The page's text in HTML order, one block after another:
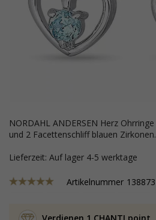
NORDAHL ANDERSEN Herz Ohrringe in rhodiniertem Silber mit
und 2 Facettenschliff blauen Zirkonen.
Lieferzeit: Auf lager 4-5 werktage
Artikelnummer 138873